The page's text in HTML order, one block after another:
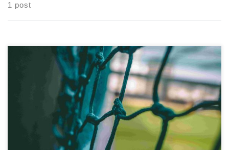
1 post
1. Úvod – proč Paříž a Berlín? Paříž a Berlín nejsou jen evropskými
metropolemi, které se pyšní bohatou historií a kulturou, ale také
centra, kde se rodí a šíří nejnovější módní trendy. Ulice těchto
měst se staly laboratořemi pro stylové experimenty, kde se mísí
klasická elegance s moderním street stylem. […]